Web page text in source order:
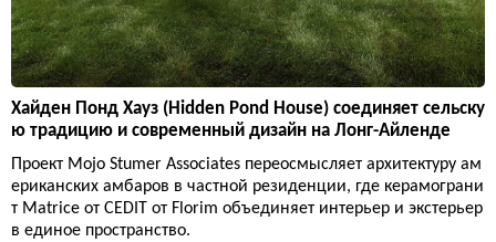
Хайден Понд Хауз (Hidden Pond House) соединяет сельску
ю традицию и современный дизайн на Лонг-Айленде
Проект Mojo Stumer Associates переосмысляет архитектуру ам
ериканских амбаров в частной резиденции, где керамограни
т Matrice от CEDIT от Florim объединяет интерьер и экстерьер
в единое пространство.